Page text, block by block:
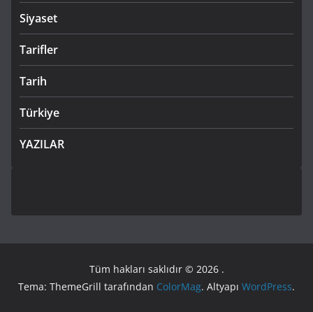
Siyaset
Tarifler
Tarih
Türkiye
YAZILAR
Tüm hakları saklıdır © 2026 .
Tema: ThemeGrill tarafından ColorMag. Altyapı WordPress.